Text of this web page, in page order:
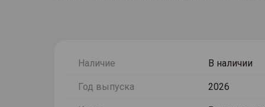
Наличие В наличии
Год выпуска 2026